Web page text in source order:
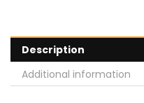
Description
Additional information